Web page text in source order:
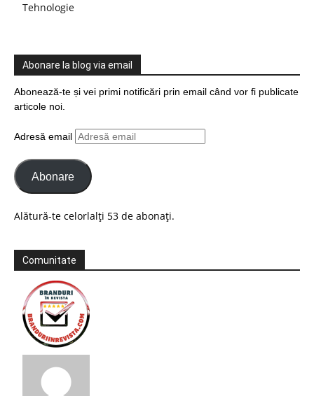
Tehnologie
Abonare la blog via email
Abonează-te și vei primi notificări prin email când vor fi publicate
articole noi.
Adresă email
Abonare
Alătură-te celorlalți 53 de abonați.
Comunitate